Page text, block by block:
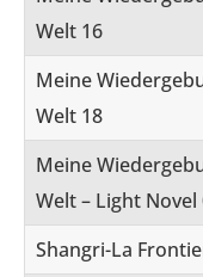
Welt 16
Meine
Welt 18
Meine
Welt – Light Novel
Shangri-La